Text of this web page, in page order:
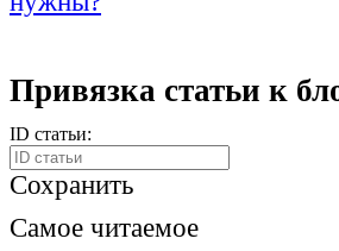
Привязка статьи к
ID статьи:
Сохранить
Самое читаемое